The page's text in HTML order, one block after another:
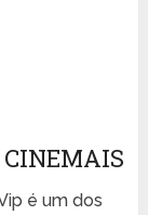
CINEMAIS
é um dos